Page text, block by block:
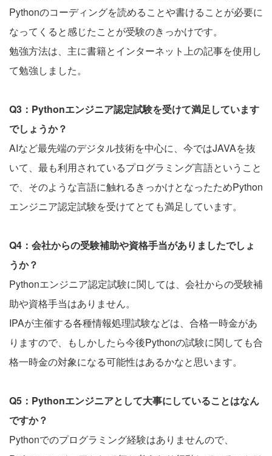
Pythonのコーディングを読めることや書けることが必要に
なってくると感じたことが受験のきっかけです。
勉強方法は、主に書籍とインターネット上の記事を使用し
て勉強しました。
Q3：Pythonエンジニア認定試験を受けて満足しています
でしょうか？
AIなど最先端のデジタル技術を中心に、今ではJAVAを抜
いて、最も利用されているプログラミング言語ということ
で、そのような言語に触れるきっかけとなったためPython
エンジニア認定試験を受けてとても満足しています。
Q4：会社からの受験補助や資格手当がありましたでしょ
うか？
Pythonエンジニア認定試験に関しては、会社からの受験補
助や資格手当はありません。
IPAが主催する各種情報処理試験などは、合格一時金があ
りますので、もしかしたら今後Pythonの試験に関しても合
格一時金の対象になる可能性はあるかなと思います。
Q5：Pythonエンジニアとして大事にしていることはなん
ですか？
Pythonでのプログラミング経験はありませんので、